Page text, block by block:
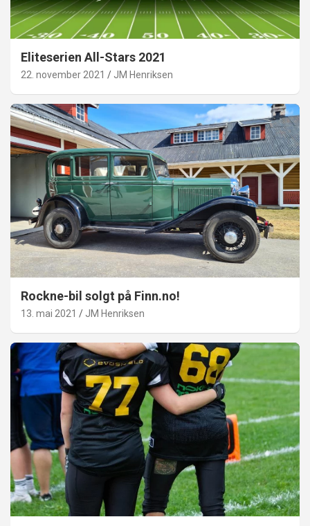
Eliteserien All-Stars 2021
22. november 2021 JM Henriksen
Rockne-bil solgt på Finn.no!
13. mai 2021 JM Henriksen